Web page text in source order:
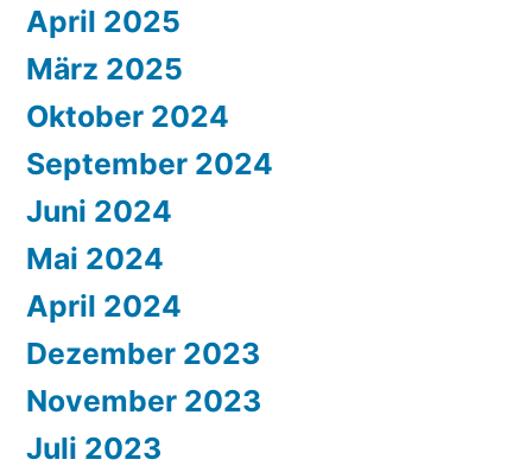
April 2025
März 2025
Oktober 2024
September 2024
Juni 2024
Mai 2024
April 2024
Dezember 2023
November 2023
Juli 2023